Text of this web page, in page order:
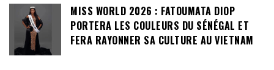
MISS WORLD 2026 : FATOUMATA DIOP
PORTERA LES COULEURS DU SÉNÉGAL ET
FERA RAYONNER SA CULTURE AU VIETNAM